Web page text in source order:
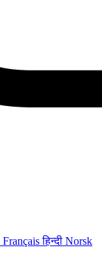
Françaisहिन्दी Norsk